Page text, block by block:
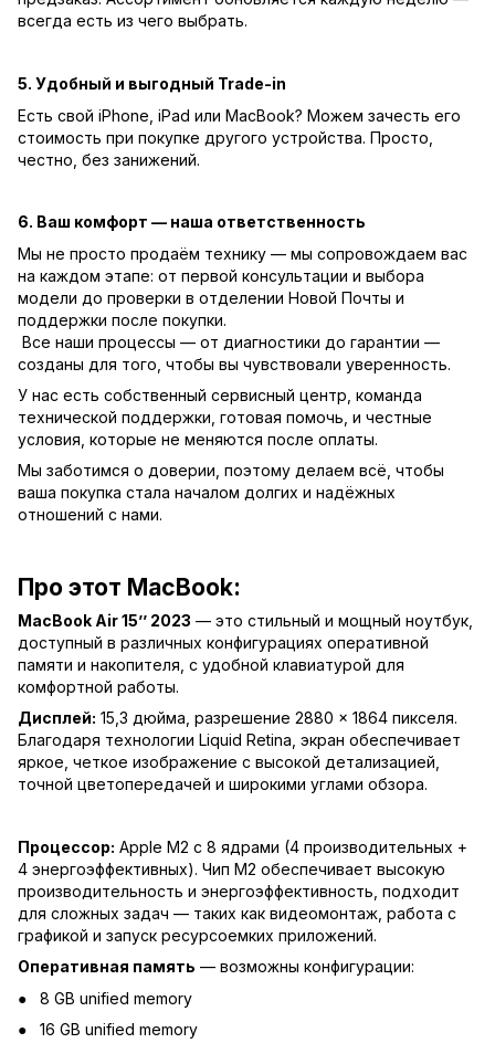
всегда есть из чего выбрать.
5. Удобный и выгодный Trade-in
Есть свой iPhone, iPad или MacBook? Можем зачесть его
стоимость при покупке другого устройства. Просто,
честно, без занижений.
6. Ваш комфорт — наша ответственность
Мы не просто продаём технику — мы сопровождаем вас
на каждом этапе: от первой консультации и выбора
модели до проверки в отделении Новой Почты и
поддержки после покупки.
Все наши процессы — от диагностики до гарантии —
созданы для того, чтобы вы чувствовали уверенность.
У нас есть собственный сервисный центр, команда
технической поддержки, готовая помочь, и честные
условия, которые не меняются после оплаты.
Мы заботимся о доверии, поэтому делаем всё, чтобы
ваша покупка стала началом долгих и надёжных
отношений с нами.
Про этот MacBook:
MacBook Air 15’’ 2023 — это стильный и мощный ноутбук,
доступный в различных конфигурациях оперативной
памяти и накопителя, с удобной клавиатурой для
комфортной работы.
Дисплей: 15,3 дюйма, разрешение 2880 × 1864 пикселя.
Благодаря технологии Liquid Retina, экран обеспечивает
яркое, четкое изображение с высокой детализацией,
точной цветопередачей и широкими углами обзора.
Процессор: Apple M2 с 8 ядрами (4 производительных +
4 энергоэффективных). Чип M2 обеспечивает высокую
производительность и энергоэффективность, подходит
для сложных задач — таких как видеомонтаж, работа с
графикой и запуск ресурсоемких приложений.
Оперативная память — возможны конфигурации:
8 GB unified memory
16 GB unified memory